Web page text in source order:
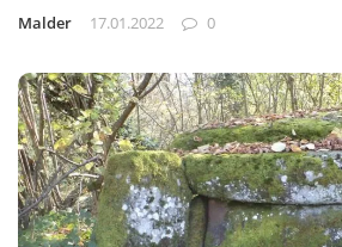
Malder 17.01.2022 0